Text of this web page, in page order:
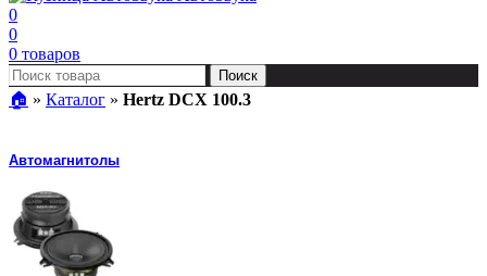
0
0
0 товаров
Поиск
🏠︎ » Каталог » Hertz DCX 100.3
Автомагнитолы